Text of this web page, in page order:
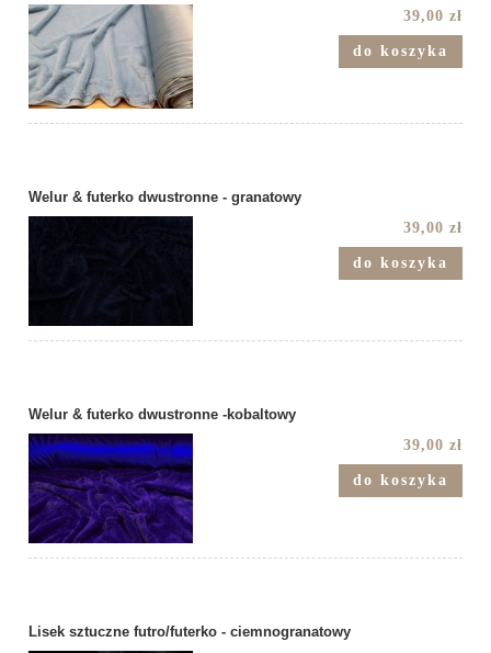
39,00 zł
do koszyka
Welur & futerko dwustronne - granatowy
39,00 zł
do koszyka
Welur & futerko dwustronne -kobaltowy
39,00 zł
do koszyka
Lisek sztuczne futro/futerko - ciemnogranatowy